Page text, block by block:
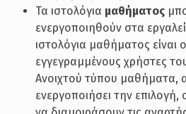
Τα ιστολόγια μαθήματος
ενεργοποιηθούν στα
ιστολόγια μαθήματος είναι
εγγεγραμμένους χρήστες
Ανοιχτού τύπου μαθήματα,
ενεργοποιήσει την